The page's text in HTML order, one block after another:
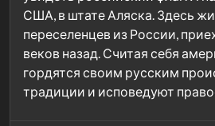
США, в штате Аляска. Здесь
переселенцев из России,
веков назад. Считая себя
гордятся своим русским
традиции и исповедуют